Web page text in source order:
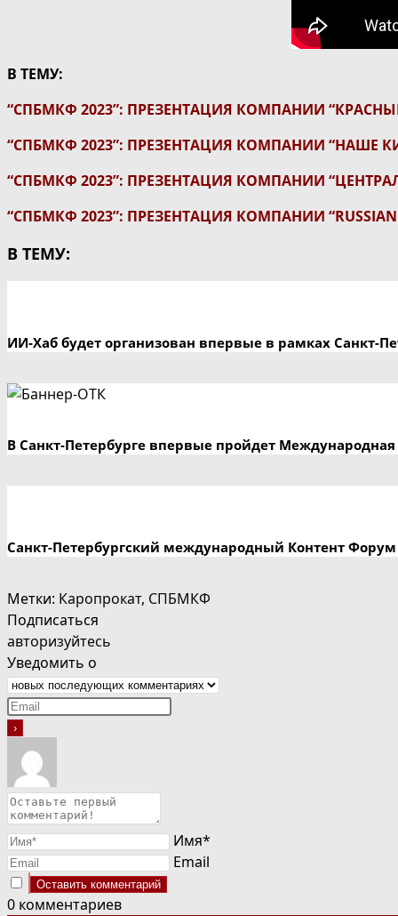
В ТЕМУ:
“СПБМКФ 2023”: ПРЕЗЕНТАЦИЯ КОМПАНИИ
“СПБМКФ 2023”: ПРЕЗЕНТАЦИЯ КОМПАНИИ “НАШЕ
“СПБМКФ 2023”: ПРЕЗЕНТАЦИЯ КОМПАНИИ
“СПБМКФ 2023”: ПРЕЗЕНТАЦИЯ КОМПАНИИ “RUSSIAN
В ТЕМУ:
ИИ-Хаб будет организован впервые в рамках Санкт-
В Санкт-Петербурге впервые пройдет
Санкт-Петербургский международный Контент
Метки: Каропрокат, СПБМКФ
Подписаться
авторизуйтесь
Уведомить о
Имя*
Email
0 комментариев